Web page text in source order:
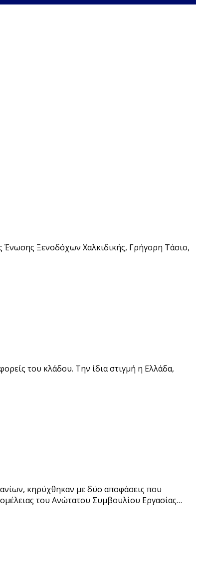
Ένωσης Ξενοδόχων Χαλκιδικής, Γρήγορη Τάσιο,
του κλάδου. Την ίδια στιγμή η Ελλάδα,
κηρύχθηκαν με δύο αποφάσεις που
του Ανώτατου Συμβουλίου Εργασίας…